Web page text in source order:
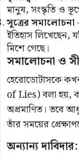
মানুষ, সংস্কৃতি ও
সূত্রের সমালোচনা
ইতিহাস লিখেছেন,
মিশে গেছে।
সমালোচনা ও
হেরোডোটাসকে
of Lies) বলা হয়,
অপ্রমাণিত। তবে
তাঁর সময়ের
অন্যান্য